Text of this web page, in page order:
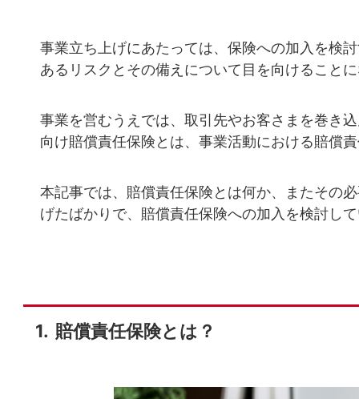
事業立ち上げにあたっては、保険への加入を検
あるリスクとその備えについて目を向けること
事業を営むうえでは、取引先やお客さまを巻き
向け賠償責任保険とは、事業活動における賠償
本記事では、賠償責任保険とは何か、またその
げたばかりで、賠償責任保険への加入を検討し
賠償責任保険とは？